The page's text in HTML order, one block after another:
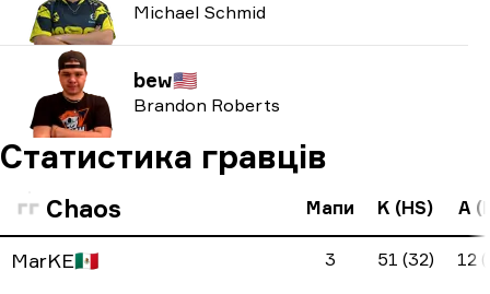
Michael Schmid
bew🇺🇸
Brandon Roberts
Статистика гравців
Chaos Мапи K (HS) A
MarKE🇲🇽 3 51 (32) 12